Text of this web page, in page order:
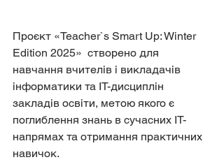
Проєкт «Teacher`s Smart Up: Winter
Edition 2025»  створено для
навчання вчителів і викладачів
інформатики та IT-дисциплін
закладів освіти, метою якого є
поглиблення знань в сучасних IT-
напрямах та отримання практичних
навичок.